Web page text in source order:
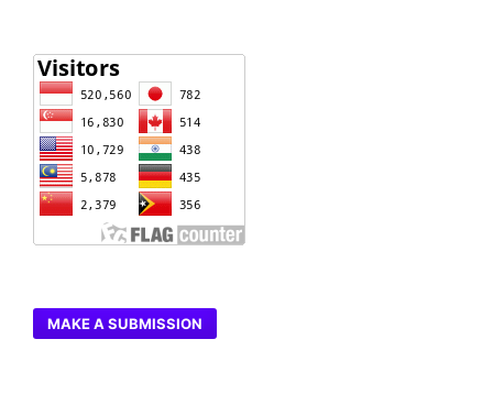
MAKE A SUBMISSION